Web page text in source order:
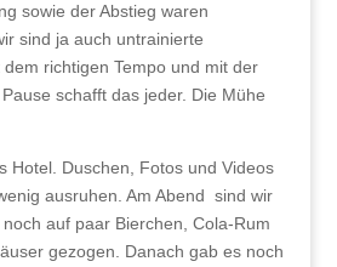
sowie der Abstieg waren
sind ja auch untrainierte
richtigen Tempo und mit der
schafft das jeder. Die Mühe
Hotel. Duschen, Fotos und Videos
ausruhen. Am Abend sind wir
auf paar Bierchen, Cola-Rum
gezogen. Danach gab es noch